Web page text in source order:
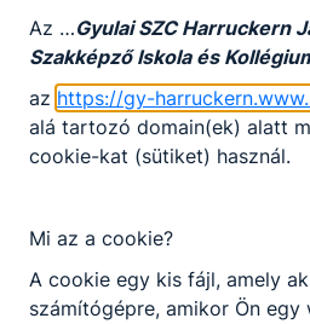
negyedik nap
délután
-
2026. jún.
25.
-
Az …Gyulai SZC Harruckern
Szakképző Iskola és
az https://gy-
alá tartozó domain(ek) alatt
cookie-kat (sütiket) használ.
Mi az a cookie?
A cookie egy kis fájl, amely
számítógépre, amikor Ön